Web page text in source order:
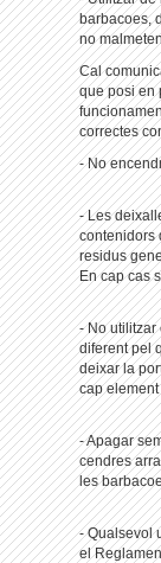
barbacoes,
no
Cal
que posi en
correctes
- No
- Les
contenidors
residus
En cap cas
- No utilitzar
diferent pel
deixar la
cap
- Apagar
cendres
les
- Qualsevol
el